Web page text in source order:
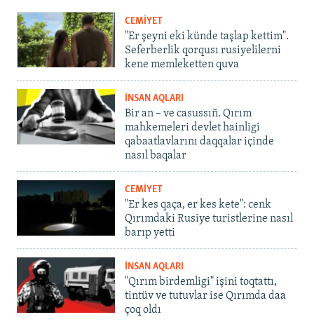
CEMİYET
"Er şeyni eki künde taşlap kettim".
Seferberlik qorqusı rusiyelilerni
kene memleketten quva
İNSAN AQLARI
Bir an – ve casussıñ. Qırım
mahkemeleri devlet hainligi
qabaatlavlarını daqqalar içinde
nasıl baqalar
CEMİYET
"Er kes qaça, er kes kete": cenk
Qırımdaki Rusiye turistlerine nasıl
barıp yetti
İNSAN AQLARI
"Qırım birdemligi" işini toqtattı,
tintüv ve tutuvlar ise Qırımda daa
çoq oldı